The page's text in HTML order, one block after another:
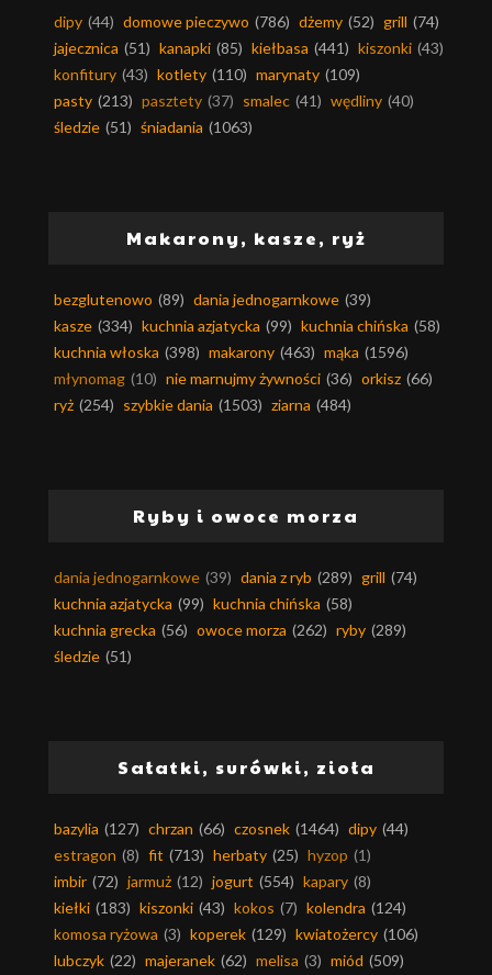
dipy (44) domowe pieczywo (786) dżemy (52) grill (74)
jajecznica (51) kanapki (85) kiełbasa (441) kiszonki (43)
konfitury (43) kotlety (110) marynaty (109)
pasty (213) pasztety (37) smalec (41) wędliny (40)
śledzie (51) śniadania (1063)
Makarony, kasze, ryż
bezglutenowo (89) dania jednogarnkowe (39)
kasze (334) kuchnia azjatycka (99) kuchnia chińska (58)
kuchnia włoska (398) makarony (463) mąka (1596)
młynomag (10) nie marnujmy żywności (36) orkisz (66)
ryż (254) szybkie dania (1503) ziarna (484)
Ryby i owoce morza
dania jednogarnkowe (39) dania z ryb (289) grill (74)
kuchnia azjatycka (99) kuchnia chińska (58)
kuchnia grecka (56) owoce morza (262) ryby (289)
śledzie (51)
Sałatki, surówki, zioła
bazylia (127) chrzan (66) czosnek (1464) dipy (44)
estragon (8) fit (713) herbaty (25) hyzop (1)
imbir (72) jarmuż (12) jogurt (554) kapary (8)
kiełki (183) kiszonki (43) kokos (7) kolendra (124)
komosa ryżowa (3) koperek (129) kwiatożercy (106)
lubczyk (22) majeranek (62) melisa (3) miód (509)